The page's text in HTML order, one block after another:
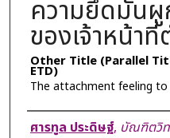
ความยึดมั่น
ของเจ้าหน้า
Other Title (Parallel
ETD)
The attachment feeling
Author
ศารทูล ประดิษฐ์, บัณฑิตวิ